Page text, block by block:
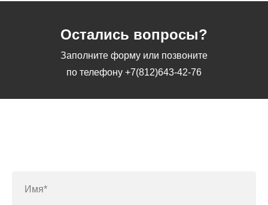
Остались вопросы?
Заполните форму или позвоните
по телефону +7(812)643-42-76
Имя*